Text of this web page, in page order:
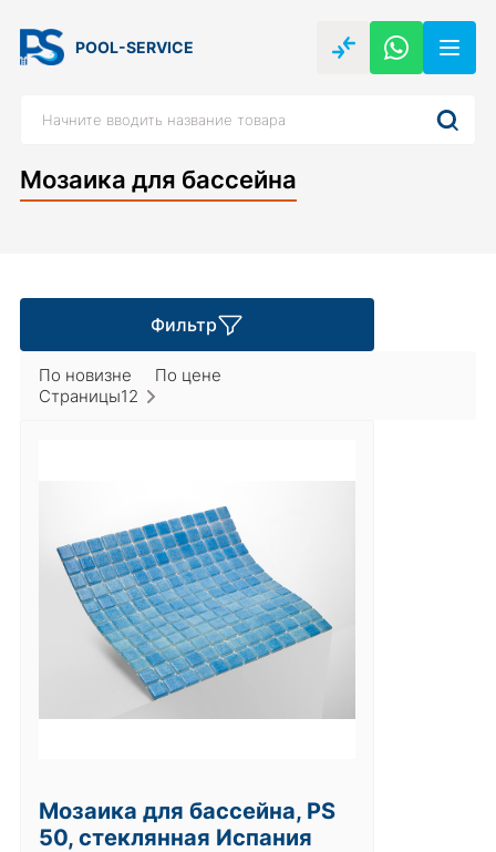
POOL-SERVICE
Мозаика для бассейна
Фильтр
По новизне
По цене
Страницы12
Мозаика для бассейна, PS
50, стеклянная Испания